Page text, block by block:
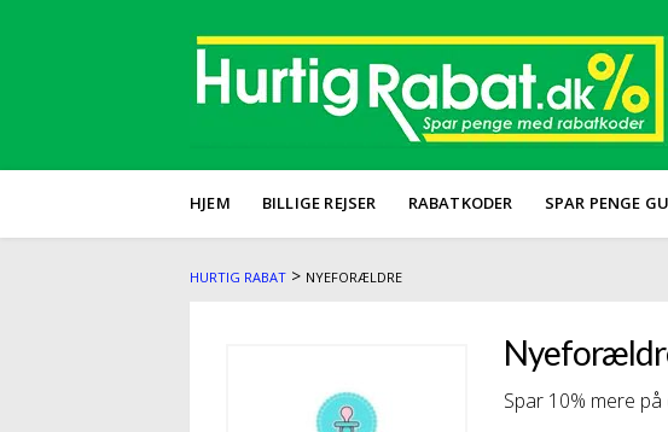
HJEM BILLIGE REJSER RABATKODER SPAR PENGE
HURTIG RABAT > NYEFORÆLDRE
Spar 10% mere